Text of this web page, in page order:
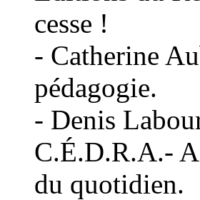
cesse !
- Catherine
pédagogie.
- Denis
C.É.D.R.A.-
du quotidien.